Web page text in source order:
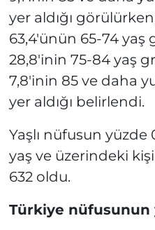
yer aldığı
63,4'ünün 65-74 yaş
28,8'inin 75-84 yaş
7,8'inin 85 ve daha
yer aldığı belirlendi.
Yaşlı nüfusun yüzde
yaş ve üzerindeki kişi
632 oldu.
Türkiye nüfusunun